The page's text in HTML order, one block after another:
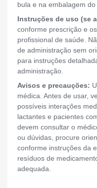
bula e na embalagem
Instruções de uso (se
conforme prescrição e
profissional de saúde.
de administração sem
para instruções
administração.
Avisos e precauções:
médica. Antes de usar,
possíveis interações
lactantes e pacientes
devem consultar o
ou dúvidas, procure
conforme instruções da
resíduos de
adequada.